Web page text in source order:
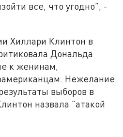
все, что угодно", -
Хиллари Клинтон в
Дональда
к женинам,
Нежелание
выборов в
назвала "атакой